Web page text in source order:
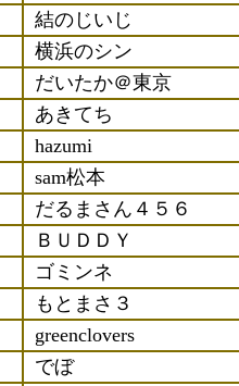
結のじいじ
横浜のシン
だいたか＠東京
あきてち
hazumi
sam松本
だるまさん４５６
ＢＵＤＤＹ
ゴミンネ
もとまさ３
greenclovers
でぼ